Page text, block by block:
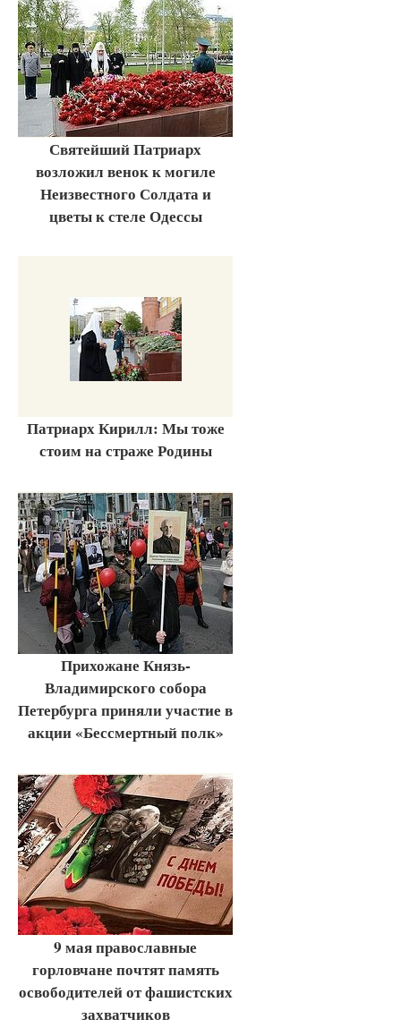
Святейший Патриарх
возложил венок к могиле
Неизвестного Солдата и
цветы к стеле Одессы
Патриарх Кирилл: Мы тоже
стоим на страже Родины
Прихожане Князь-
Владимирского собора
Петербурга приняли участие в
акции «Бессмертный полк»
9 мая православные
горловчане почтят память
освободителей от фашистских
захватчиков